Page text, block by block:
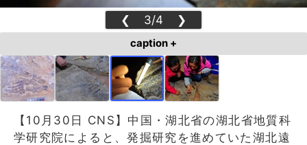
❮ 3/4 ❯
caption +
【10月30日 CNS】中国・湖北省の湖北省地質科
学研究院によると、発掘研究を進めていた湖北遠